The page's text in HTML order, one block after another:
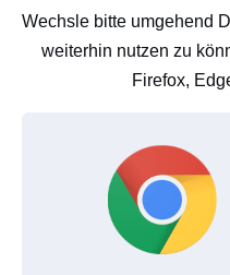
Wechsle bitte umgehend
weiterhin nutzen zu
Firefox,